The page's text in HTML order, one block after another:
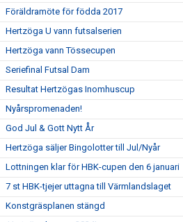
Föräldramöte för födda 2017
Hertzöga U vann futsalserien
Hertzöga vann Tössecupen
Seriefinal Futsal Dam
Resultat Hertzögas Inomhuscup
Nyårspromenaden!
God Jul & Gott Nytt År
Hertzöga säljer Bingolotter till Jul/Nyår
Lottningen klar för HBK-cupen den 6 januari
7 st HBK-tjejer uttagna till Värmlandslaget
Konstgräsplanen stängd